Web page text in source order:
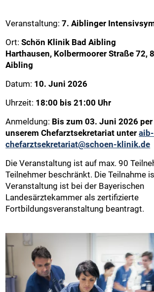
Veranstaltung:7. Aiblinger
Ort: Schön Klinik Bad Aibling
Harthausen, Kolbermoorer Straße 72,
Aibling
Datum: 10. Juni 2026
Uhrzeit: 18:00 bis 21:00 Uhr
Anmeldung: Bis zum 03. Juni 2026
unserem Chefarztsekretariat unter
chefarztsekretariat@schoen-klinik.de
Die Veranstaltung ist auf max. 90
Teilnehmer beschränkt. Die Teilnahme
Veranstaltung ist bei der Bayerischen
Landesärztekammer als zertifizierte
Fortbildungsveranstaltung beantragt.